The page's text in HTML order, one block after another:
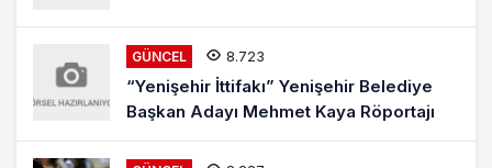
GÜNCEL 8.723
“Yenişehir İttifakı” Yenişehir Belediye
Başkan Adayı Mehmet Kaya Röportajı